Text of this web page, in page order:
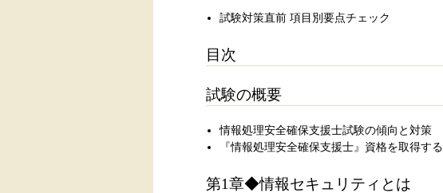
試験対策直前 項目別要点チェック
目次
試験の概要
情報処理安全確保支援士試験の傾向と対策
『情報処理安全確保支援士』資格を取得する
第1章◆情報セキュリティとは